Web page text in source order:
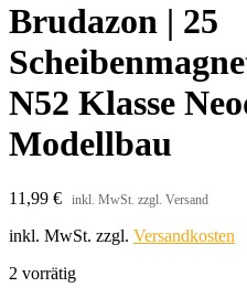
Brudazon | 25
N52 Klasse
Modellbau
11,99 € inkl. MwSt. zzgl. Versand
inkl. MwSt. zzgl. Versandkosten
2 vorrätig